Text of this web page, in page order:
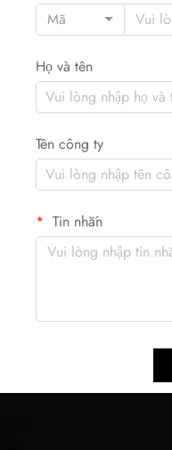
Mã
Họ và tên
Tên công ty
Tin nhắn